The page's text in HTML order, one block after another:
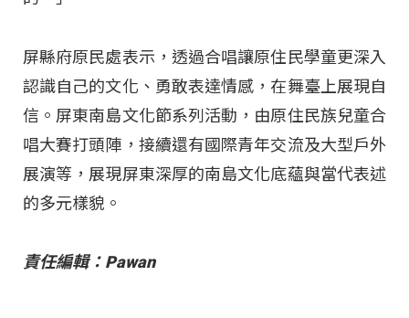
屏縣府原民處表示，透過合唱讓原住民學童更深入
認識自己的文化、勇敢表達情感，在舞臺上展現自
信。屏東南島文化節系列活動，由原住民族兒童合
唱大賽打頭陣，接續還有國際青年交流及大型戶外
展演等，展現屏東深厚的南島文化底蘊與當代表述
的多元樣貌。
責任編輯：Pawan